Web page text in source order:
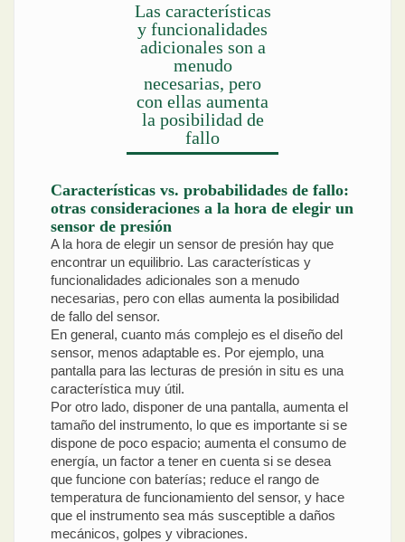
Las características
y funcionalidades
adicionales son a
menudo
necesarias, pero
con ellas aumenta
la posibilidad de
fallo
Características vs. probabilidades de fallo:
otras consideraciones a la hora de elegir un
sensor de presión
A la hora de elegir un sensor de presión hay que
encontrar un equilibrio. Las características y
funcionalidades adicionales son a menudo
necesarias, pero con ellas aumenta la posibilidad
de fallo del sensor.
En general, cuanto más complejo es el diseño del
sensor, menos adaptable es. Por ejemplo, una
pantalla para las lecturas de presión in situ es una
característica muy útil.
Por otro lado, disponer de una pantalla, aumenta el
tamaño del instrumento, lo que es importante si se
dispone de poco espacio; aumenta el consumo de
energía, un factor a tener en cuenta si se desea
que funcione con baterías; reduce el rango de
temperatura de funcionamiento del sensor, y hace
que el instrumento sea más susceptible a daños
mecánicos, golpes y vibraciones.